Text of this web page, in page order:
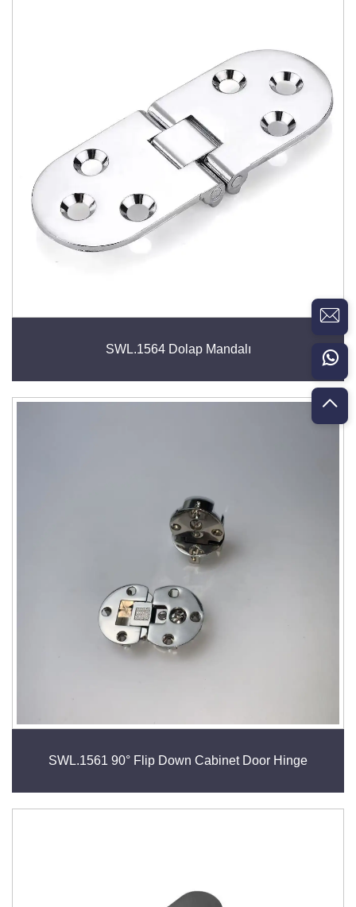
SWL.1564 Dolap Mandalı
SWL.1561 90° Flip Down Cabinet Door Hinge